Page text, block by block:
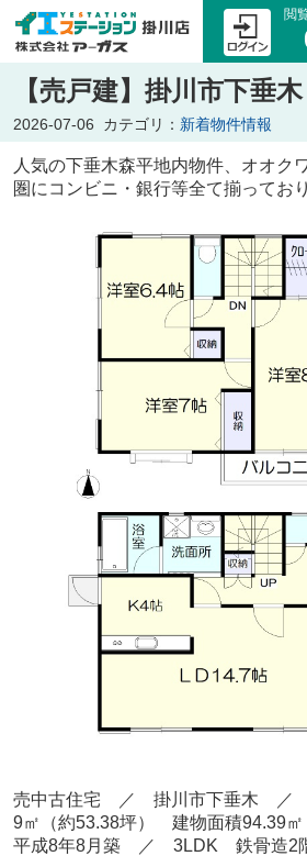
閲
【売戸建】掛川市下垂木
2026-07-06 カテゴリ： 新着物件情報
人気の下垂木森平地内物件、オオク
圏にコンビニ・銀行等全て揃ってお
売中古住宅 ／ 掛川市下垂木
／
9㎡ （約53.38坪） 建物面積94.39㎡
平成8年8月 築 ／ 3LDK 鉄骨造2